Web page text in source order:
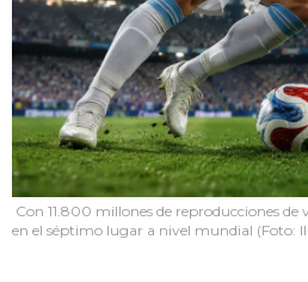
Con 11.800 millones de reproducciones de
en el séptimo lugar a nivel mundial (Foto: